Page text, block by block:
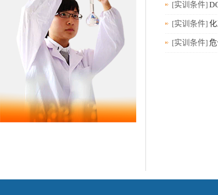
[实训条件]
[实训条件]
[实训条件]